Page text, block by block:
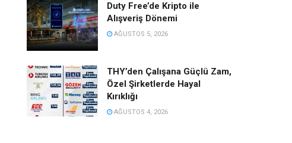
Duty Free’de Kripto ile
Alışveriş Dönemi
AĞUSTOS 5, 2026
THY’den Çalışana Güçlü Zam,
Özel Şirketlerde Hayal
Kırıklığı
AĞUSTOS 4, 2026